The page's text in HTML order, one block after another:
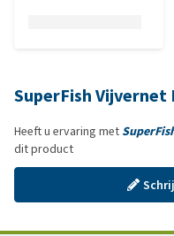
SuperFish
Heeft u ervaring met
dit product